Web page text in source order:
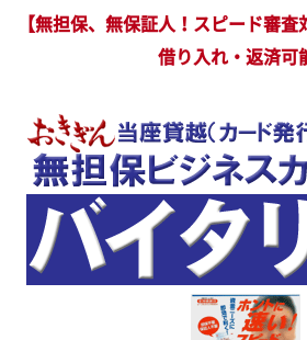
【無担保、無保証人！スピード審
借り入れ・返済可